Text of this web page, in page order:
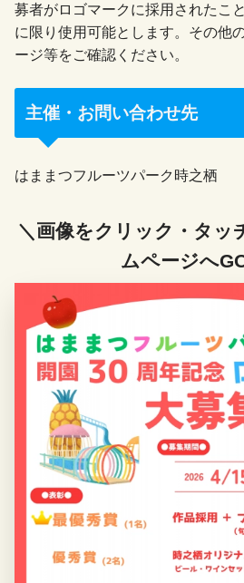
募者がロゴマークに採用されたこ
に限り使用可能とします。その他
ージ等をご確認ください。
主催・お問い合わせ先
はままつフルーツパーク時之栖
＼画像をクリック・タッ
ムページへ